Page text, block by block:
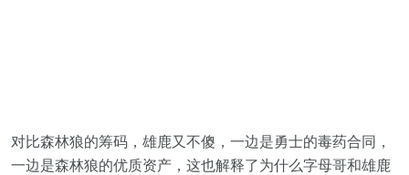
对比森林狼的筹码，雄鹿又不傻，一边是勇士的毒药合同，
一边是森林狼的优质资产，这也解释了为什么字母哥和雄鹿